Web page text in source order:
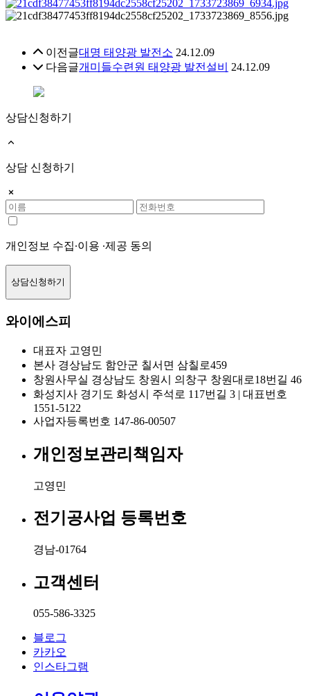
이전글대명 태양광 발전소 24.12.09
다음글개미들수련원 태양광 발전설비 24.12.09
상담신청하기
상담 신청하기
개인정보 수집∙이용 ∙제공 동의
상담신청하기
와이에스피
대표자 고영민
본사 경상남도 함안군 칠서면 삼칠로459
창원사무실 경상남도 창원시 의창구 창원대로18번길 46
화성지사 경기도 화성시 주석로 117번길 3 | 대표번호
1551-5122
사업자등록번호 147-86-00507
개인정보관리책임자
고영민
전기공사업 등록번호
경남-01764
고객센터
055-586-3325
블로그
카카오
인스타그램